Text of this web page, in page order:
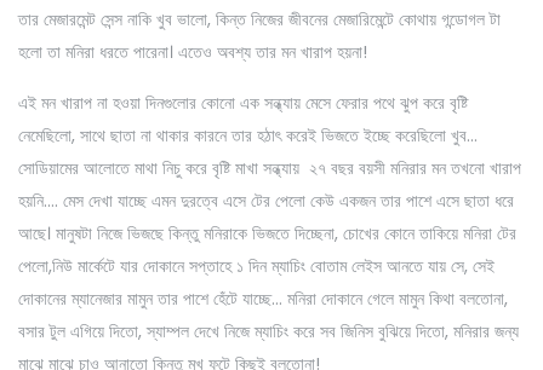
তার মেজারমেন্ট সেন্স নাকি খুব ভালো, কিন্ত নিজের জীবনের মেজারিমেন্টে কোথায় গন্ডোগল টা
হলো তা মনিরা ধরতে পারেনা। এতেও অবশ্য তার মন খারাপ হয়না!
এই মন খারাপ না হওয়া দিনগুলোর কোনো এক সন্ধ্যায় মেসে ফেরার পথে ঝুপ করে বৃষ্টি
নেমেছিলো, সাথে ছাতা না থাকার কারনে তার হঠাৎ করেই ভিজতে ইচ্ছে করেছিলো খুব…
সোডিয়ামের আলোতে মাথা নিচু করে বৃষ্টি মাখা সন্ধ্যায় ২৭ বছর বয়সী মনিরার মন তখনো খারাপ
হয়নি…. মেস দেখা যাচ্ছে এমন দুরত্বে এসে টের পেলো কেউ একজন তার পাশে এসে ছাতা ধরে
আছে। মানুষটা নিজে ভিজছে কিন্তু মনিরাকে ভিজতে দিচ্ছেনা, চোখের কোনে তাকিয়ে মনিরা টের
পেলো,নিউ মার্কেটে যার দোকানে সপ্তাহে ১ দিন ম্যাচিং বোতাম লেইস আনতে যায় সে, সেই
দোকানের ম্যানেজার মামুন তার পাশে হেঁটে যাচ্ছে… মনিরা দোকানে গেলে মামুন কিথা বলতোনা,
বসার টুল এগিয়ে দিতো, স্যাম্পল দেখে নিজে ম্যাচিং করে সব জিনিস বুঝিয়ে দিতো, মনিরার জন্য
মাঝে মাঝে চাও আনাতো কিন্তু মুখ ফুটে কিছুই বলতোনা!